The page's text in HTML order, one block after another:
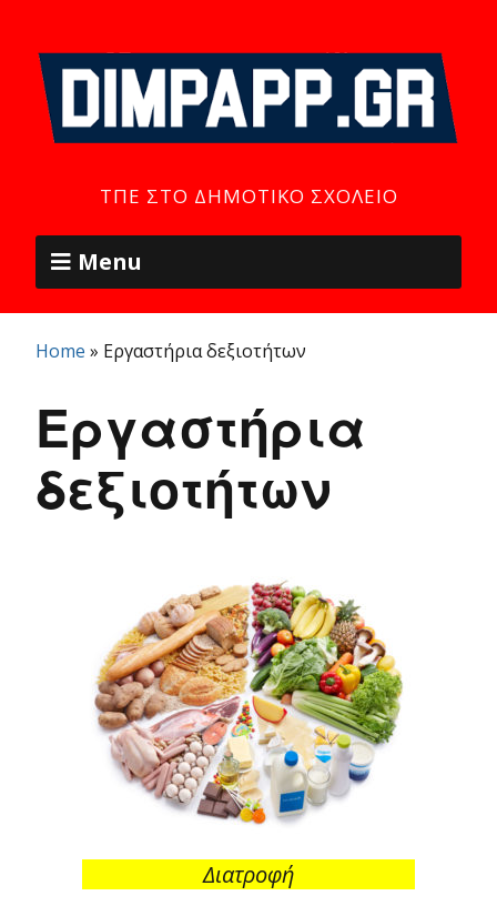
ΤΠΕ ΣΤΟ ΔΗΜΟΤΙΚΌ ΣΧΟΛΕΊΟ
Menu
Home » Εργαστήρια δεξιοτήτων
Εργαστήρια
δεξιοτήτων
Διατροφή